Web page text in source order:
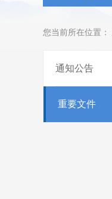
您当前所在位置：
通知公告
重要文件